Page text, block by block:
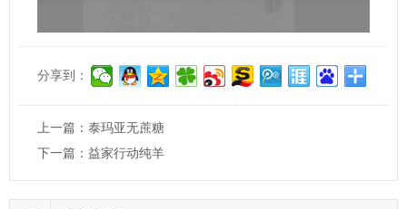
分享到：
上一篇： 泰玛亚无蔗糖
下一篇： 益家行动纯羊